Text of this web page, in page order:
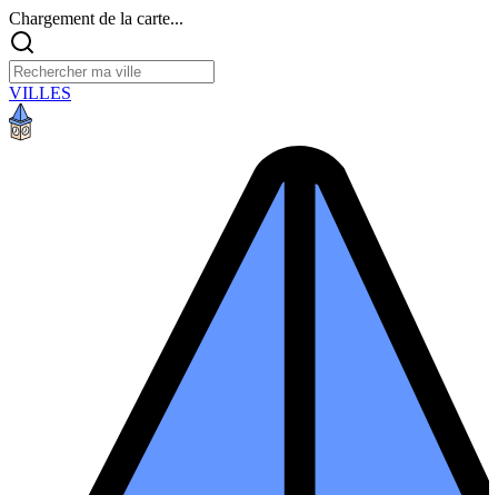
Chargement de la carte...
VILLES